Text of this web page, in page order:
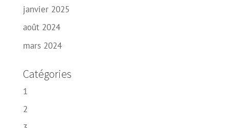
janvier 2025
août 2024
mars 2024
Catégories
1
2